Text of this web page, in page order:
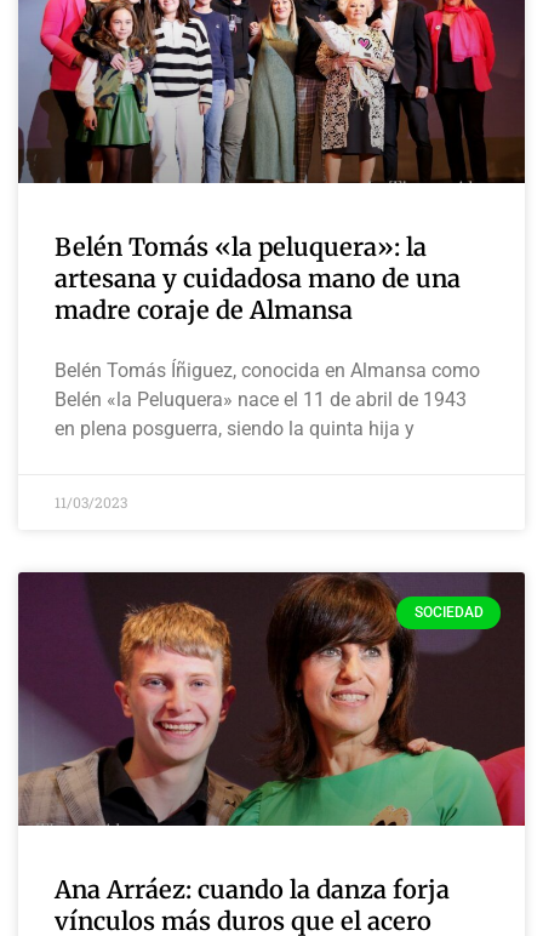
Belén Tomás «la peluquera»: la
artesana y cuidadosa mano de una
madre coraje de Almansa
Belén Tomás Íñiguez, conocida en Almansa como
Belén «la Peluquera» nace el 11 de abril de 1943
en plena posguerra, siendo la quinta hija y
11/03/2023
SOCIEDAD
Ana Arráez: cuando la danza forja
vínculos más duros que el acero